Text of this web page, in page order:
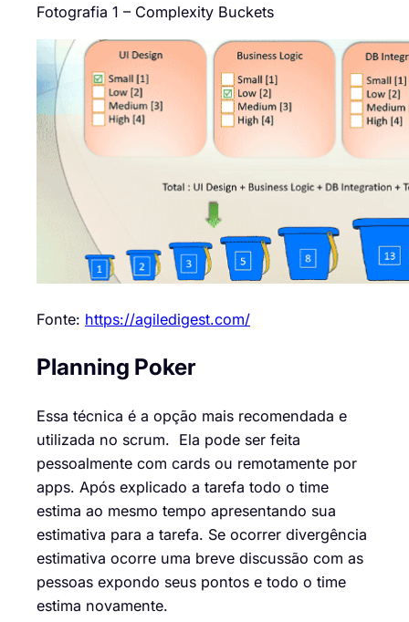
Fotografia 1 – Complexity Buckets
Fonte: https://agiledigest.com/
Planning Poker
Essa técnica é a opção mais recomendada e
utilizada no scrum. Ela pode ser feita
pessoalmente com cards ou remotamente por
apps. Após explicado a tarefa todo o time
estima ao mesmo tempo apresentando sua
estimativa para a tarefa. Se ocorrer divergência
estimativa ocorre uma breve discussão com as
pessoas expondo seus pontos e todo o time
estima novamente.